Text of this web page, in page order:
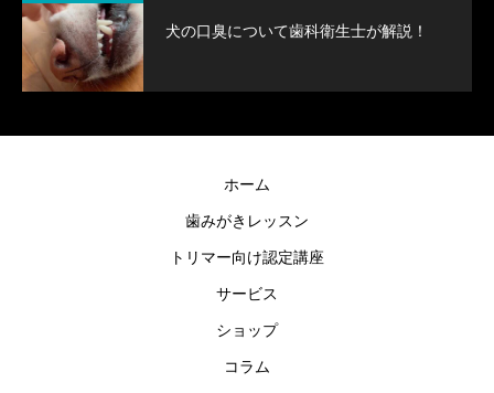
犬の口臭について歯科衛生士が解説！
ホーム
歯みがきレッスン
トリマー向け認定講座
サービス
ショップ
コラム